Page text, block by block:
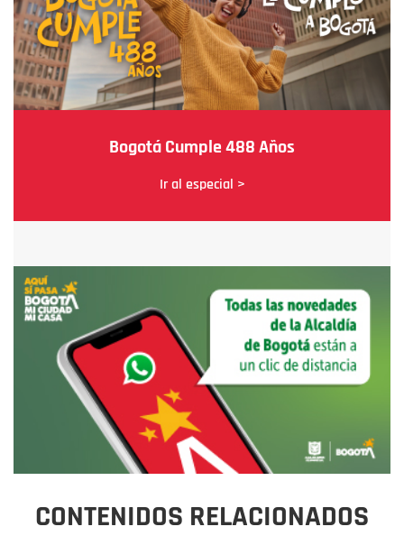
Bogotá Cumple 488 Años
Ir al especial >
CONTENIDOS RELACIONADOS